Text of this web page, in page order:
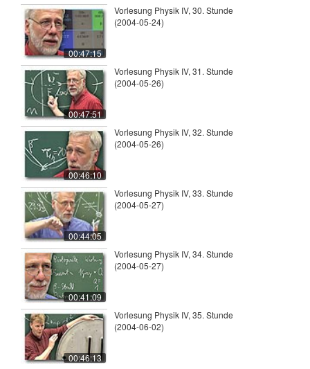
00:47:15
Vorlesung Physik IV, 30. Stunde
(2004-05-24)
00:47:51
Vorlesung Physik IV, 31. Stunde
(2004-05-26)
00:46:10
Vorlesung Physik IV, 32. Stunde
(2004-05-26)
00:44:05
Vorlesung Physik IV, 33. Stunde
(2004-05-27)
00:41:09
Vorlesung Physik IV, 34. Stunde
(2004-05-27)
00:46:13
Vorlesung Physik IV, 35. Stunde
(2004-06-02)